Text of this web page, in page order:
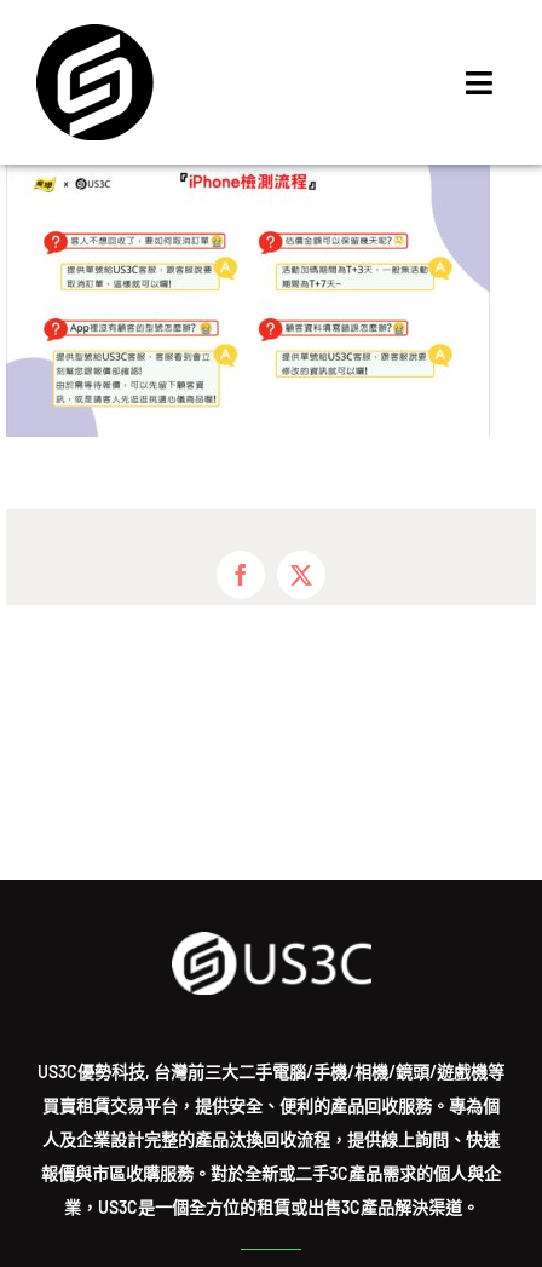
content
iMCheck APP
iPhone 回收價
線上商城
3C租賃
MSI 舊換新
Facebook
X
US3C優勢科技, 台灣前三大二手電腦/手機/相機/鏡頭/遊戲機等
買賣租賃交易平台，提供安全、便利的產品回收服務。專為個
人及企業設計完整的產品汰換回收流程，提供線上詢問、快速
報價與市區收購服務。對於全新或二手3C產品需求的個人與企
業，US3C是一個全方位的租賃或出售3C產品解決渠道。